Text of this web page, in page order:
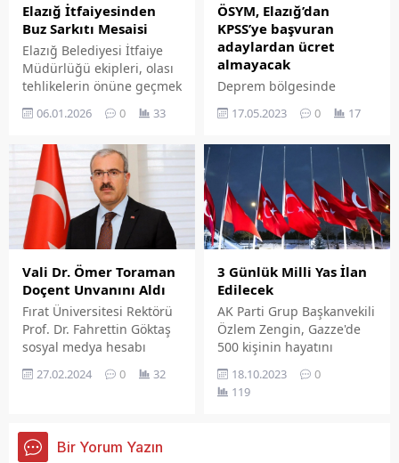
Elazığ İtfaiyesinden
Buz Sarkıtı Mesaisi
Elazığ Belediyesi İtfaiye
Müdürlüğü ekipleri, olası
tehlikelerin önüne geçmek
için kent genelinde
çatılarda oluşan tehlikeli
müdahale ediyor.
06.01.2026 0 33
ÖSYM, Elazığ’dan
KPSS’ye başvuran
adaylardan ücret
almayacak
Deprem bölgesinde
KPSS'ye başvuru yapan
adaylardan ücret
tarafından açıklandı. Bu
kapsamda Elazığ'da KPSS
başvuru yapan adaylar
ücret ödemeyecekler.
17.05.2023 0 17
Vali Dr. Ömer Toraman
Doçent Unvanını Aldı
Fırat Üniversitesi Rektörü
Prof. Dr. Fahrettin Göktaş
sosyal medya hesabı
paylaşımla haberi
paylaşımında “Elazığ
Valimiz Sayın Dr. Ömer
27.02.2024 0 32
3 Günlük Milli Yas İlan
Edilecek
AK Parti Grup Başkanvekili
Özlem Zengin, Gazze'de
500 kişinin hayatını
saldırısı nedeniyle 3 gün
süreyle milli yas ilan
18.10.2023
0
119
Bir Yorum Yazın